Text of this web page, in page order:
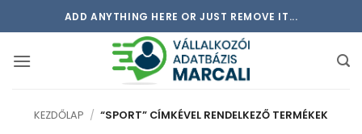
to
ADD ANYTHING HERE OR JUST REMOVE IT...
KEZDŐLAP / “SPORT” CÍMKÉVEL RENDELKEZŐ TERMÉKEK